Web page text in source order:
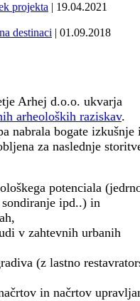
projekta | 19.04.2021
destinaci | 01.09.2018
Arhej d.o.o. ukvarja
arheoloških raziskav.
nabrala bogate izkušnje
za naslednje
potenciala
ipd..) in
v zahtevnih urbanih
(z lastno
in načrtov